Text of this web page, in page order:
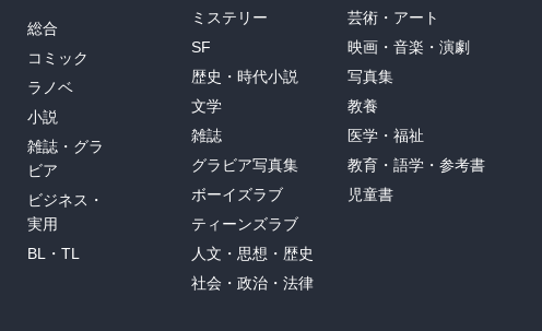
総合
コミック
ラノベ
小説
雑誌・グラ
ビア
ビジネス・
実用
BL・TL
ミステリー
SF
歴史・時代小説
文学
雑誌
グラビア写真集
ボーイズラブ
ティーンズラブ
人文・思想・歴史
社会・政治・法律
芸術・アート
映画・音楽・演劇
写真集
教養
医学・福祉
教育・語学・参考書
児童書